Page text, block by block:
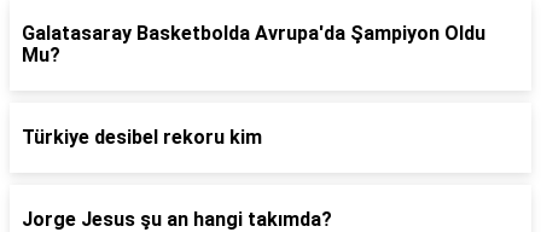
Galatasaray Basketbolda Avrupa'da Şampiyon Oldu
Mu?
Türkiye desibel rekoru kim
Jorge Jesus şu an hangi takımda?